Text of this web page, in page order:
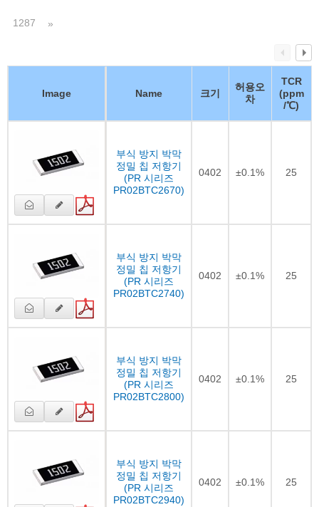
1287 »
Image Name 크기
허용오
차
TCR
(ppm
/℃)
부식 방지 박막
정밀 칩 저항기
(PR 시리즈
PR02BTC2670)
0402 ±0.1% 25
부식 방지 박막
정밀 칩 저항기
(PR 시리즈
PR02BTC2740)
0402 ±0.1% 25
부식 방지 박막
정밀 칩 저항기
(PR 시리즈
PR02BTC2800)
0402 ±0.1% 25
부식 방지 박막
정밀 칩 저항기
(PR 시리즈
PR02BTC2940)
0402 ±0.1% 25